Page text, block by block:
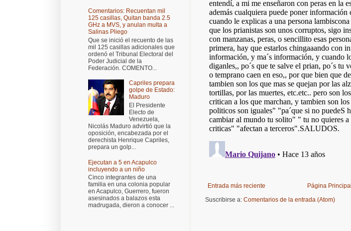
Entrada más reciente
Página Principal
Suscribirse a: Comentarios de la entrada (Atom)
Comentarios: Recuentan mil
125 casillas, Quitan banda 2.5
GHz a MVS, y anulan multa a
Salinas Pliego
Que se inició el recuento de las
mil 125 casillas adicionales que
ordenó el Tribunal Electoral del
Poder Judicial de la
Federación. COMENTO...
Capriles prepara
golpe de Estado:
Maduro
El Presidente
Electo de
Venezuela,
Nicolás Maduro advirtió que la
oposición, encabezada por el
derechista Henrique Capriles,
prepara un golp...
Ejecutan a 5 en Acapulco
incluyendo a un niño
Cinco integrantes de una
familia en una colonia popular
en Acapulco, Guerrero, fueron
asesinados a balazos esta
madrugada, dieron a conocer ...